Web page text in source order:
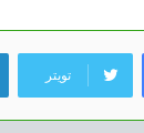
تويتر